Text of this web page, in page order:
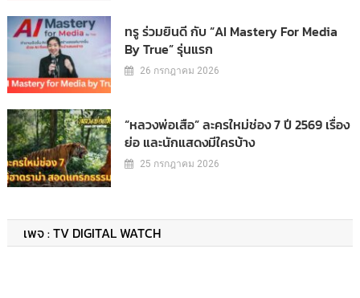
ทรู ร่วมยินดี กับ “AI Mastery For Media
By True” รุ่นแรก
26 กรกฎาคม 2026
“หลวงพ่อเสือ” ละครใหม่ช่อง 7 ปี 2569 เรื่อง
ย่อ และนักแสดงมีใครบ้าง
25 กรกฎาคม 2026
เพจ : TV DIGITAL WATCH